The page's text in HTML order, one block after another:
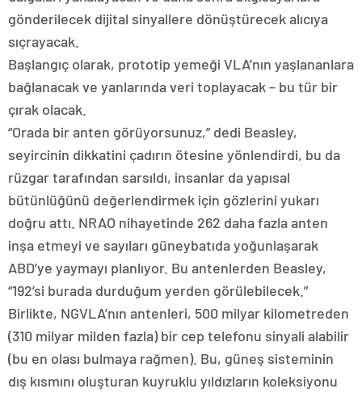
gönderilecek dijital sinyallere dönüştürecek alıcıya
sıçrayacak.
Başlangıç ​​olarak, prototip yemeği VLA’nın yaşlananlara
bağlanacak ve yanlarında veri toplayacak – bu tür bir
çırak olacak.
“Orada bir anten görüyorsunuz,” dedi Beasley,
seyircinin dikkatini çadırın ötesine yönlendirdi, bu da
rüzgar tarafından sarsıldı, insanlar da yapısal
bütünlüğünü değerlendirmek için gözlerini yukarı
doğru attı. NRAO nihayetinde 262 daha fazla anten
inşa etmeyi ve sayıları güneybatıda yoğunlaşarak
ABD’ye yaymayı planlıyor. Bu antenlerden Beasley,
“192’si burada durduğum yerden görülebilecek.”
Birlikte, NGVLA’nın antenleri, 500 milyar kilometreden
(310 milyar milden fazla) bir cep telefonu sinyali alabilir
(bu en olası bulmaya rağmen). Bu, güneş sisteminin
dış kısmını oluşturan kuyruklu yıldızların koleksiyonu